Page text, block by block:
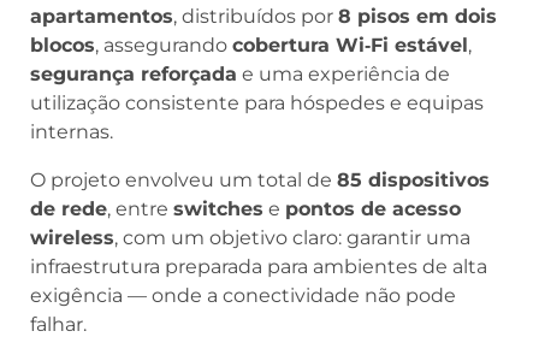
apartamentos, distribuídos por 8 pisos em dois
blocos, assegurando cobertura Wi‑Fi estável,
segurança reforçada e uma experiência de
utilização consistente para hóspedes e equipas
internas.
O projeto envolveu um total de 85 dispositivos
de rede, entre switches e pontos de acesso
wireless, com um objetivo claro: garantir uma
infraestrutura preparada para ambientes de alta
exigência — onde a conectividade não pode
falhar.